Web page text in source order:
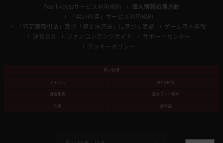
Pearl Abyssサービス利用規約
個人情報処理方針
「黒い砂漠」サービス利用規約
「特定商取引法」及び「資金決済法」に基づく表記
ゲーム基本情報
運営会社
ファンコンテンツガイド
サポートセンター
クッキーポリシー
黒い砂漠
ジャンル
MMORPG
課金形態
基本プレイ無料
対象
全年齢